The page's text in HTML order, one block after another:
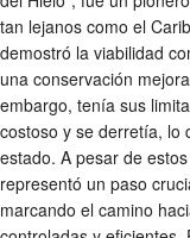
tan lejanos como el
demostró la viabilidad
una conservación
embargo, tenía sus
costoso y se derretía, lo
estado. A pesar de
representó un paso
marcando el camino